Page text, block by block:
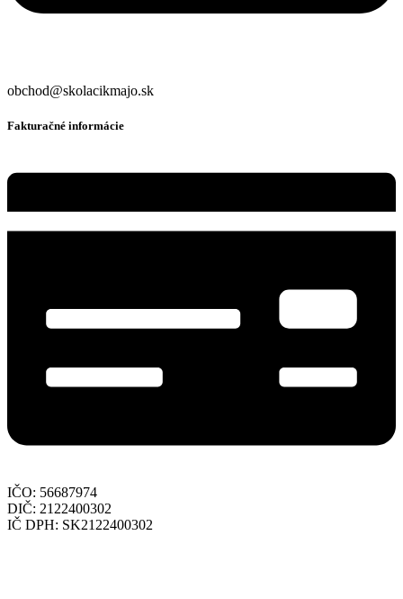
obchod@skolacikmajo.sk
Fakturačné informácie
IČO: 56687974
DIČ: 2122400302
IČ DPH: SK2122400302